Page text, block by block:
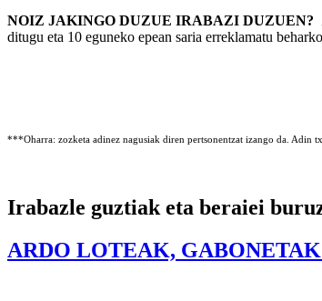
NOIZ JAKINGO DUZUE IRABAZI DUZUEN?
ditugu eta 10 eguneko epean saria erreklamatu
***Oharra: zozketa adinez nagusiak diren pertsonentzat izango da. Adin
Irabazle guztiak eta beraiei
ARDO LOTEAK,